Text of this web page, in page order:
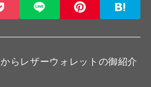
からレザーウォレットの御紹介